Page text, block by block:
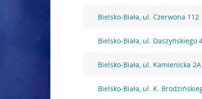
Bielsko-Biała, ul. Czerwona 112
Bielsko-Biała, ul. Daszyńskiego
Bielsko-Biała, ul. Kamienicka 2A
Bielsko-Biała, ul. K.